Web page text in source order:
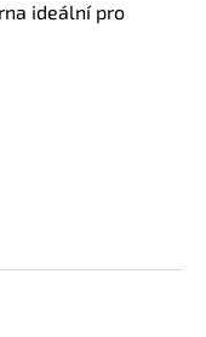
ideální pro